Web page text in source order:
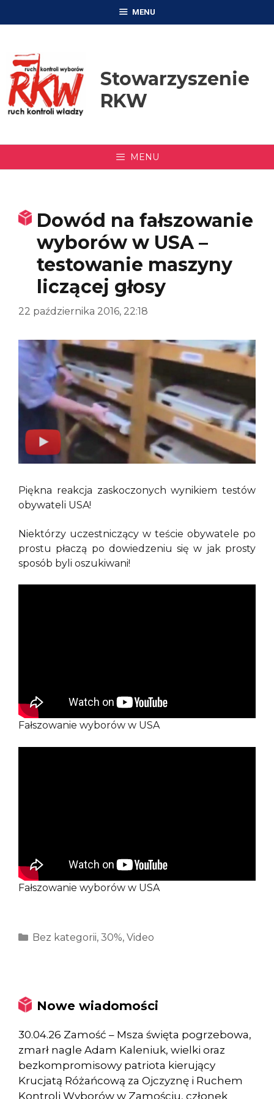
MENU
Stowarzyszenie
RKW
MENU
Dowód na fałszowanie
wyborów w USA –
testowanie maszyny
liczącej głosy
22 października 2016, 22:18
Piękna reakcja zaskoczonych wynikiem testów
obywateli USA!
Niektórzy uczestniczący w teście obywatele po
prostu płaczą po dowiedzeniu się w jak prosty
sposób byli oszukiwani!
Fałszowanie wyborów w USA
Fałszowanie wyborów w USA
Kategorie
Bez kategorii, 30%, Video
Nowe wiadomości
30.04.26 Zamość – Msza święta pogrzebowa,
zmarł nagle Adam Kaleniuk, wielki oraz
bezkompromisowy patriota kierujący
Krucjatą Różańcową za Ojczyznę i Ruchem
Kontroli Wyborów w Zamościu, członek